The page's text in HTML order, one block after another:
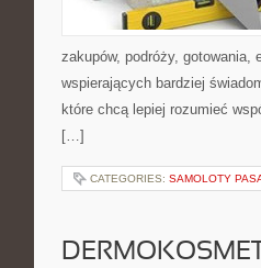
zakupów, podróży, gotowania,
wspierających bardziej
które chcą lepiej rozumieć
[…]
CATEGORIES: SAMOLOTY